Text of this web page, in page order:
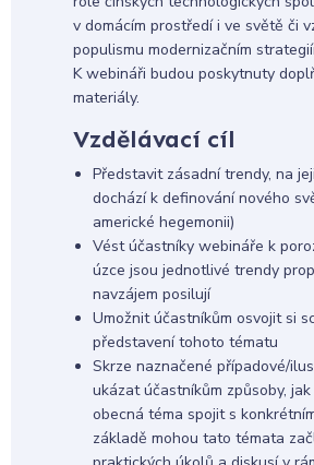
v domácím prostředí i ve světě či
populismu modernizačním
K webináři budou poskytnuty
materiály.
Vzdělávací cíl
Představit zásadní trendy, na
dochází k definování nového
americké hegemonii)
Vést účastníky webináře k
úzce jsou jednotlivé trendy
navzájem posilují
Umožnit účastníkům osvojit si
představení tohoto tématu
Skrze naznačené případové/
ukázat účastníkům způsoby, jak
obecná téma spojit s
základě mohou tato témata